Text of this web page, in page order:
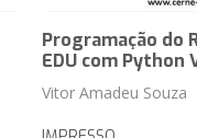
Programação do
EDU com Python
Vitor Amadeu Souza